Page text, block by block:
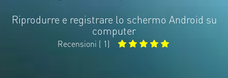
Riprodurre e registrare lo schermo Android su
computer
Recensioni ( 1)